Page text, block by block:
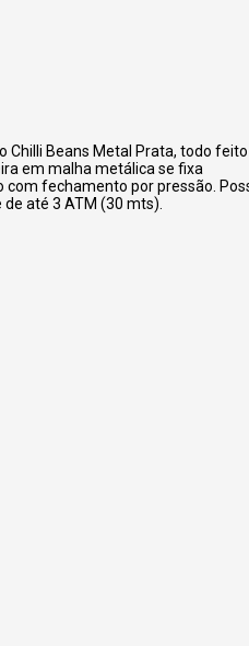
Chilli Beans Metal Prata, todo
em malha metálica se fixa
fechamento por pressão.
até 3 ATM (30 mts).